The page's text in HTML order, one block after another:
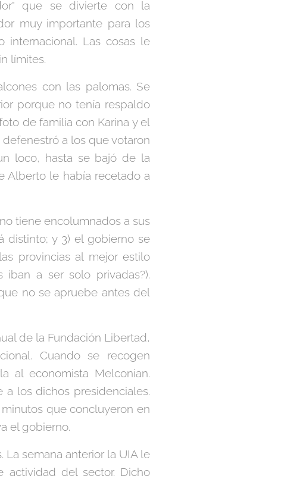
que se divierte con la
muy importante para los
internacional. Las cosas le
límites.
con las palomas. Se
porque no tenía respaldo
de familia con Karina y el
a los que votaron
loco, hasta se bajó de la
Alberto le había recetado a
tiene encolumnados a sus
distinto; y 3) el gobierno se
provincias al mejor estilo
a ser solo privadas?).
no se apruebe antes del
de la Fundación Libertad,
Cuando se recogen
al economista Melconian.
los dichos presidenciales.
que concluyeron en
el gobierno.
semana anterior la UIA le
del sector. Dicho